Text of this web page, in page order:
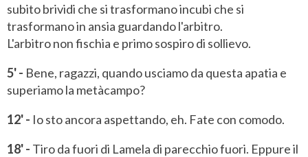
subito brividi che si trasformano incubi che si
trasformano in ansia guardando l'arbitro.
L'arbitro non fischia e primo sospiro di sollievo.
5' - Bene, ragazzi, quando usciamo da questa apatia e
superiamo la metàcampo?
12' - Io sto ancora aspettando, eh. Fate con comodo.
18' - Tiro da fuori di Lamela di parecchio fuori. Eppure il